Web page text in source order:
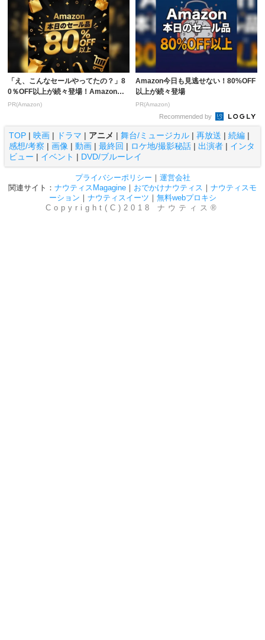
「え、こんなセールやってたの？」8
0％OFF以上が続々登場！Amazonの
本気が...
PR(Amazon)
Amazon今日も見逃せない！80%OFF
以上が続々登場
PR(Amazon)
Recommended by
TOP | 映画 | ドラマ | アニメ | 舞台/ミュージカル | 再放送 | 続編 |
感想/考察 | 画像 | 動画 | 最終回 | ロケ地/撮影秘話 | 出演者 | インタ
ビュー | イベント | DVD/ブルーレイ
プライバシーポリシー ｜ 運営会社
関連サイト： ナウティスMagagine ｜ おでかけナウティス ｜ ナウティスモ
ーション ｜ ナウティスイーツ ｜ 無料webプロキシ
Copyright(C)2018 ナウティス®